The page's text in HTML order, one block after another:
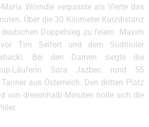
Maria Wörndle verpasste als Vierte das
Über die 30 Kilometer Kurzdistanz
Doppelsieg zu feiern. Maxim
vor Tim Seifert und dem Südtiroler
Bei den Damen siegte die
Läuferin Sara Jazbec rund 55
aus Österreich. Den dritten Platz
von dreieinhalb Minuten holte sich die